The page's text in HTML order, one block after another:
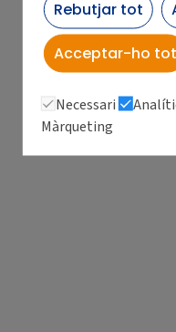
Rebutjar tot
Acceptar-ho tot
Necessari
Màrqueting